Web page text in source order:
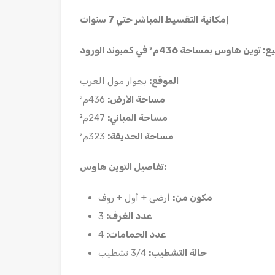
إمكانية التقسيط المباشر حتي 7 سنوات
توين هاوس بمساحة 436م² في كمبوند الورود
الموقع: بجوار مول العرب
مساحة الأرض:
مساحة المباني:
مساحة الحديقة:
تفاصيل التوين هاوس:
مكون من: أرضي + أول + روف
عدد الغرف:
عدد الحمامات:
حالة التشطيب: